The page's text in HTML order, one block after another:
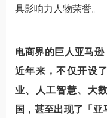
具影响力人物荣誉。
电商界的巨人亚马逊
近年来，不仅开设
业、人工智慧、大
国，甚至出现了「亚